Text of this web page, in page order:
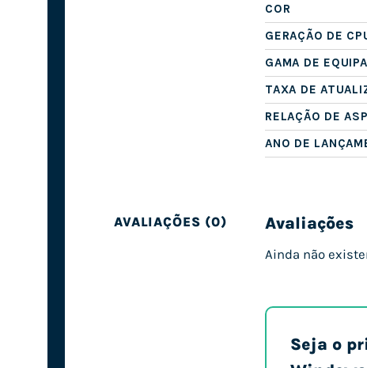
COR
GERAÇÃO DE
GAMA DE
TAXA DE
RELAÇÃO DE
ANO DE
AVALIAÇÕES (0) Avaliações
Ainda não
Seja o